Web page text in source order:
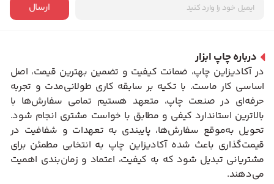
ارسال
درباره چاپ ابزار
در آکادیزاین چاپ، ضمانت کیفیت و تضمین بهترین قیمت، اصل
اساسی کار ماست. با تکیه بر سابقه کاری طولانی‌مدت و تجربه
حرفه‌ای در صنعت چاپ، متعهد هستیم تمامی سفارش‌ها با
بالاترین استاندارد کیفی و مطابق با خواست مشتری انجام شود.
تحویل به‌موقع سفارش‌ها، پایبندی به تعهدات و شفافیت در
قیمت‌گذاری باعث شده آکادیزاین چاپ به انتخابی مطمئن برای
مشتریانی تبدیل شود که به کیفیت، اعتماد و زمان‌بندی اهمیت
می‌دهند.